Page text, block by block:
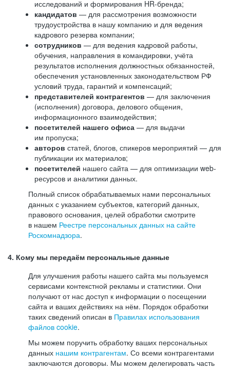
исследований и формирования HR-бренда;
кандидатов — для рассмотрения возможности
трудоустройства в нашу компанию и для ведения
кадрового резерва компании;
сотрудников — для ведения кадровой работы,
обучения, направления в командировки, учёта
результатов исполнения должностных обязанностей,
обеспечения установленных законодательством РФ
условий труда, гарантий и компенсаций;
представителей контрагентов — для заключения
(исполнения) договора, делового общения,
информационного взаимодействия;
посетителей нашего офиса — для выдачи
им пропуска;
авторов статей, блогов, спикеров мероприятий — для
публикации их материалов;
посетителей нашего сайта — для оптимизации web-
ресурсов и аналитики данных.
Полный список обрабатываемых нами персональных
данных с указанием субъектов, категорий данных,
правового основания, целей обработки смотрите
в нашем Реестре персональных данных на сайте
Роскомнадзора.
4. Кому мы передаём персональные данные
Для улучшения работы нашего сайта мы пользуемся
сервисами контекстной рекламы и статистики. Они
получают от нас доступ к информации о посещении
сайта и ваших действиях на нём. Порядок обработки
таких сведений описан в Правилах использования
файлов cookie.
Мы можем поручить обработку ваших персональных
данных нашим контрагентам. Со всеми контрагентами
заключаются договоры. Мы можем делегировать часть